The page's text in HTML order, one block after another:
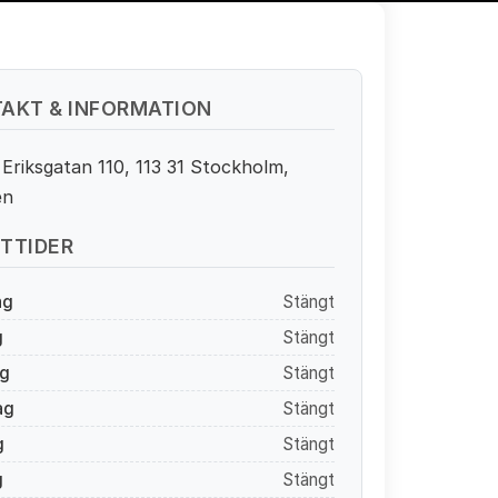
& INFORMATION
110, 113 31 Stockholm,
Stängt
Stängt
Stängt
Stängt
Stängt
Stängt